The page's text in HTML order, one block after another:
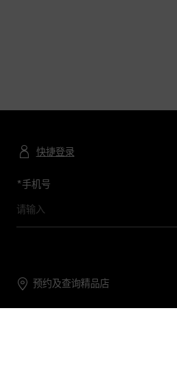
快捷登录
*手机号
预约及查询精品店